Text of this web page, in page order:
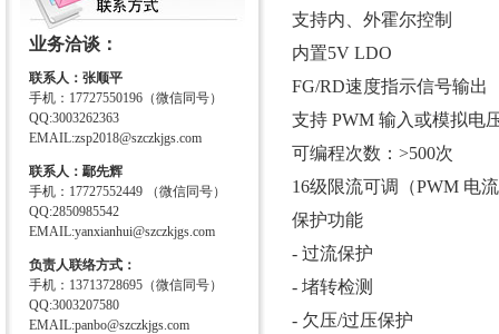
业务洽谈：
联系人：张顺平
手机：17727550196（微信同号）
QQ:3003262363
EMAIL:zsp2018@szczkjgs.com
联系人：鄢先辉
手机：17727552449 （微信同号）
QQ:2850985542
EMAIL:yanxianhui@szczkjgs.com
负责人联络方式：
手机：13713728695（微信同号）
QQ:3003207580
EMAIL:panbo@szczkjgs.com
支持内、外霍尔控制
内置5V LDO
FG/RD速度指示信号输出
支持 PWM 输入或模拟电
可编程次数：>500次
16级限流可调（PWM 电
保护功能
- 过流保护
- 堵转检测
- 欠压/过压保护